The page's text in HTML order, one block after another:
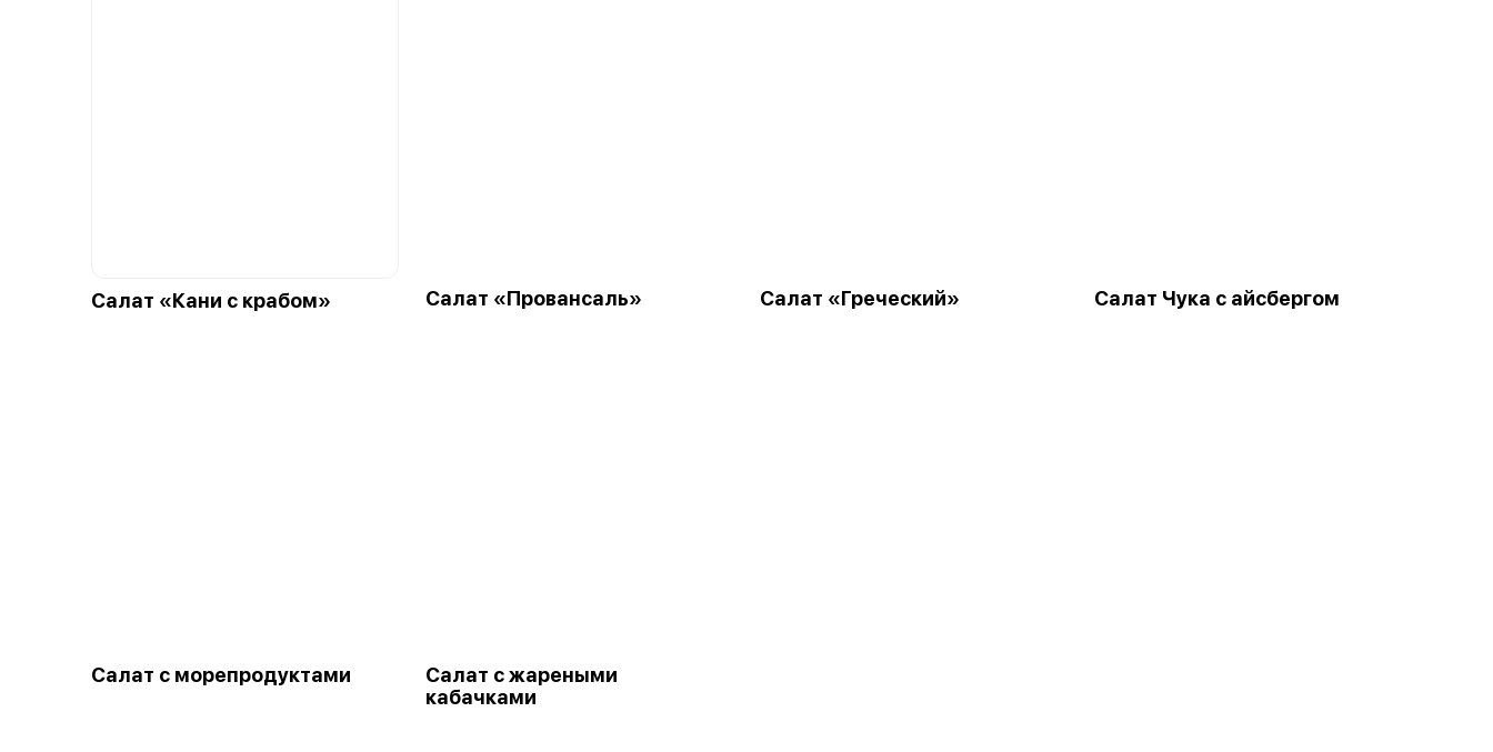
Салат «Кани с крабом» Салат «Провансаль» Салат «Греческий» Салат Чука с айсбергом
Салат с морепродуктами
Салат с жареными
кабачками